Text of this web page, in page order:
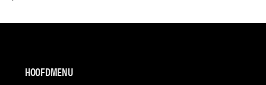
HOOFDMENU